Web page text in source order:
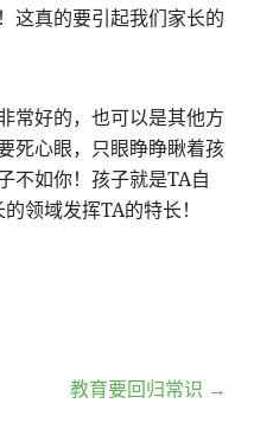
这真的要引起我们家长的
常好的，也可以是其他方
死心眼，只眼睁睁瞅着孩
不如你！孩子就是TA自
领域发挥TA的特长！
教育要回归常识 →